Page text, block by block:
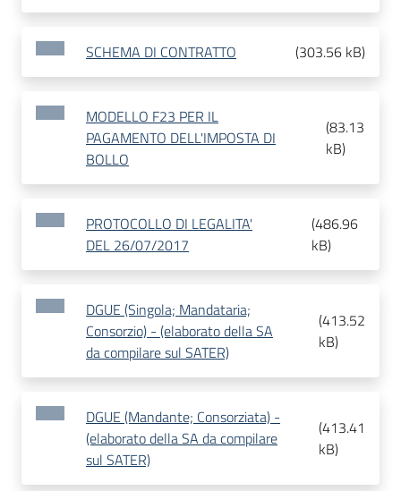
SCHEMA DI CONTRATTO (303.56 kB)
MODELLO F23 PER IL
PAGAMENTO DELL'IMPOSTA DI
BOLLO
(83.13
kB)
PROTOCOLLO DI LEGALITA'
DEL 26/07/2017
(486.96
kB)
DGUE (Singola; Mandataria;
Consorzio) - (elaborato della SA
da compilare sul SATER)
(413.52
kB)
DGUE (Mandante; Consorziata) -
(elaborato della SA da compilare
sul SATER)
(413.41
kB)